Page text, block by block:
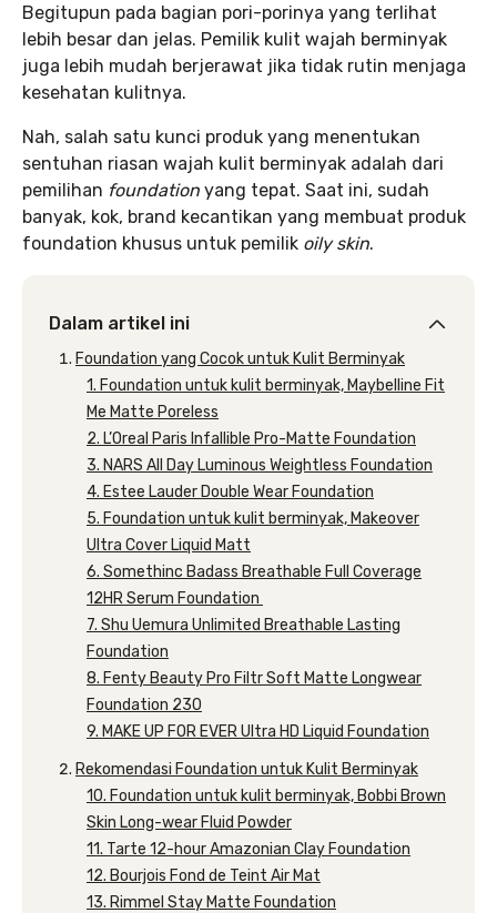
Begitupun pada bagian pori-porinya yang terlihat
lebih besar dan jelas. Pemilik kulit wajah berminyak
juga lebih mudah berjerawat jika tidak rutin menjaga
kesehatan kulitnya.
Nah, salah satu kunci produk yang menentukan
sentuhan riasan wajah kulit berminyak adalah dari
pemilihan foundation yang tepat. Saat ini, sudah
banyak, kok, brand kecantikan yang membuat produk
foundation khusus untuk pemilik oily skin.
Dalam artikel ini
Foundation yang Cocok untuk Kulit Berminyak
1. Foundation untuk kulit berminyak, Maybelline Fit
Me Matte Poreless
2. L’Oreal Paris Infallible Pro-Matte Foundation
3. NARS All Day Luminous Weightless Foundation
4. Estee Lauder Double Wear Foundation
5. Foundation untuk kulit berminyak, Makeover
Ultra Cover Liquid Matt
6. Somethinc Badass Breathable Full Coverage
12HR Serum Foundation
7. Shu Uemura Unlimited Breathable Lasting
Foundation
8. Fenty Beauty Pro Filtr Soft Matte Longwear
Foundation 230
9. MAKE UP FOR EVER Ultra HD Liquid Foundation
Rekomendasi Foundation untuk Kulit Berminyak
10. Foundation untuk kulit berminyak, Bobbi Brown
Skin Long-wear Fluid Powder
11. Tarte 12-hour Amazonian Clay Foundation
12. Bourjois Fond de Teint Air Mat
13. Rimmel Stay Matte Foundation